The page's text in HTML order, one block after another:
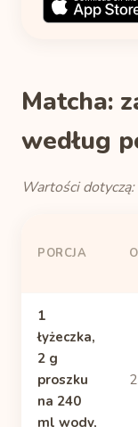
Matcha:
według
Wartości
PORCJA
1
łyżeczka,
2 g
proszku
na 240
ml wody,